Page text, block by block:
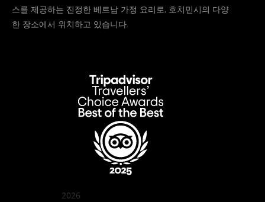
스를 제공하는 진정한 베트남 가정 요리로, 호치민시의 다양
한 장소에서 위치하고 있습니다.
2026